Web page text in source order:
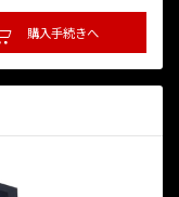
購入手続きへ